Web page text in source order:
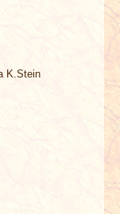
K.Stein